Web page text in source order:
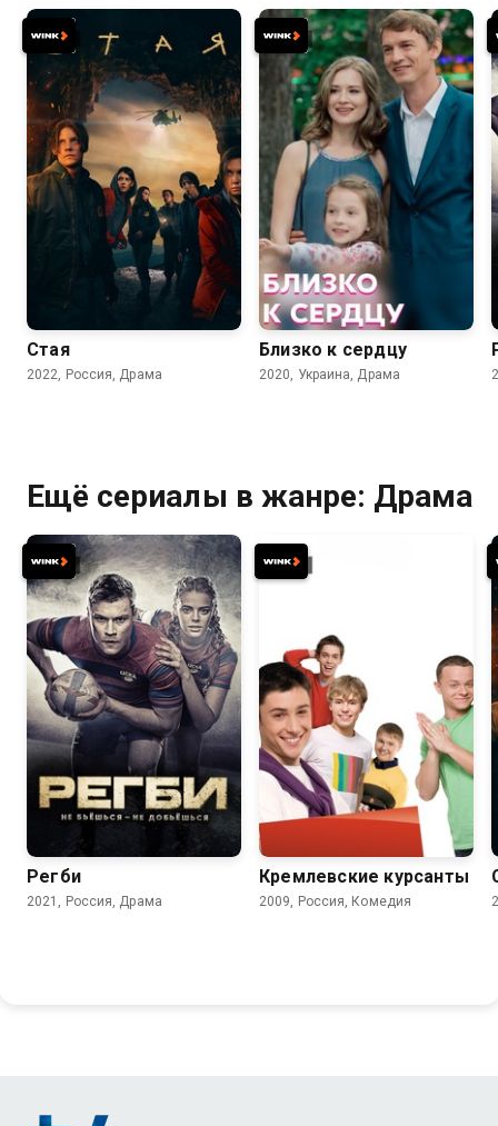
Стая
2022, Россия, Драма
7.1
Близко к сердцу
2020, Украина, Драма
Ещё сериалы в жанре: Драма
8.3 7.7
Регби
2021, Россия, Драма
5.8 3.6
Кремлевские курсанты
2009, Россия, Комедия